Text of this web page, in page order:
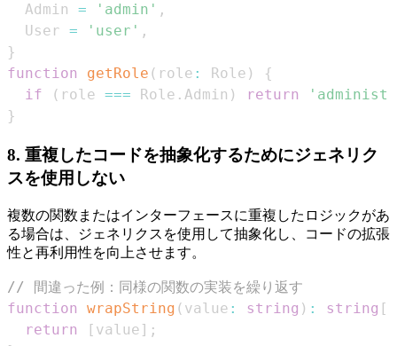
Admin
= 'admin' ,
User = 'user' ,
}
function
getRole ( role : Role )
{
if
( role === Role . Admin ) return
}
8. 重複したコードを抽象化するためにジェネリク
スを使用しない
複数の関数またはインターフェースに重複したロジックがあ
る場合は、ジェネリクスを使用して抽象化し、コードの拡張
性と再利用性を向上させます。
// 間違った例：同様の関数の実装を繰り返す
function
wrapString ( value : string ) : string [
return
[ value ] ;